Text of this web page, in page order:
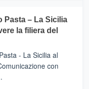
Pasta – La Sicilia
la filiera del
- La Sicilia al
con